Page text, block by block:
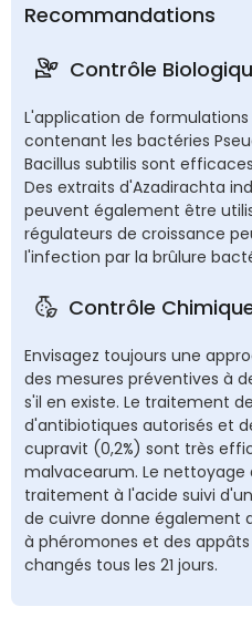
Recommandations
Contrôle
L'application de
contenant les bactéries
Bacillus subtilis sont
Des extraits d'Azadirachta
peuvent également être
régulateurs de croissance
l'infection par la brûlure
Contrôle
Envisagez toujours une
des mesures préventives à
s'il en existe. Le traitement
d'antibiotiques autorisés et
cupravit (0,2%) sont très
malvacearum. Le nettoyage
traitement à l'acide suivi
de cuivre donne également
à phéromones et des
changés tous les 21 jours.